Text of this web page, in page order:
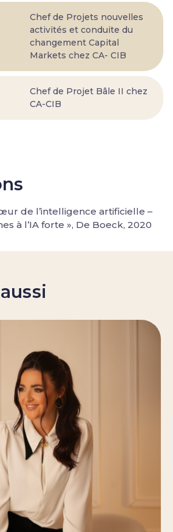
Chef de Projets nouvelles
activités et conduite du
changement Capital
Markets chez CA- CIB
Chef de Projet Bâle II chez
CA-CIB
de l’intelligence artificielle –
à l’IA forte », De Boeck, 2020